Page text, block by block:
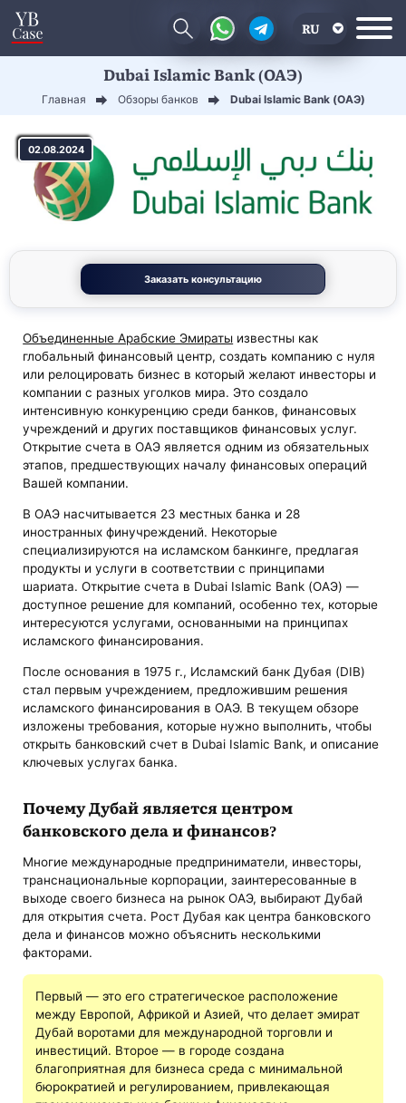
RU
CN
Dubai Islamic Bank (ОАЭ)
Главная Обзоры банков Dubai Islamic Bank (ОАЭ)
02.08.2024
Заказать консультацию
Объединенные Арабские Эмираты известны как
глобальный финансовый центр, создать компанию с нуля
или релоцировать бизнес в который желают инвесторы и
компании с разных уголков мира. Это создало
интенсивную конкуренцию среди банков, финансовых
учреждений и других поставщиков финансовых услуг.
Открытие счета в ОАЭ является одним из обязательных
этапов, предшествующих началу финансовых операций
Вашей компании.
В ОАЭ насчитывается 23 местных банка и 28
иностранных финучреждений. Некоторые
специализируются на исламском банкинге, предлагая
продукты и услуги в соответствии с принципами
шариата. Открытие счета в Dubai Islamic Bank (ОАЭ) —
доступное решение для компаний, особенно тех, которые
интересуются услугами, основанными на принципах
исламского финансирования.
После основания в 1975 г., Исламский банк Дубая (DIB)
стал первым учреждением, предложившим решения
исламского финансирования в ОАЭ. В текущем обзоре
изложены требования, которые нужно выполнить, чтобы
открыть банковский счет в Dubai Islamic Bank, и описание
ключевых услугах банка.
Почему Дубай является центром
банковского дела и финансов?
Многие международные предприниматели, инвесторы,
транснациональные корпорации, заинтересованные в
выходе своего бизнеса на рынок ОАЭ, выбирают Дубай
для открытия счета. Рост Дубая как центра банковского
дела и финансов можно объяснить несколькими
факторами.
Первый — это его стратегическое расположение
между Европой, Африкой и Азией, что делает эмират
Дубай воротами для международной торговли и
инвестиций. Второе — в городе создана
благоприятная для бизнеса среда с минимальной
бюрократией и регулированием, привлекающая